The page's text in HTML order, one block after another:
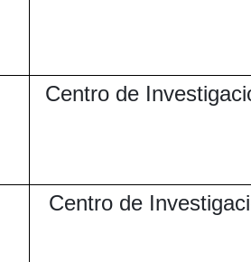
Centro de
Centro de